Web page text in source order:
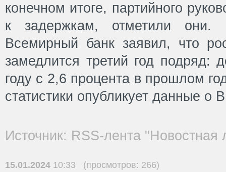
конечном итоге, партийного
к задержкам, отметили
Всемирный банк заявил, что
замедлится третий год подряд:
году с 2,6 процента в прошлом
статистики опубликует данные о
Источник: RSS-лента "Новостная
15.01.2024 10:33 (просмотров: 266)